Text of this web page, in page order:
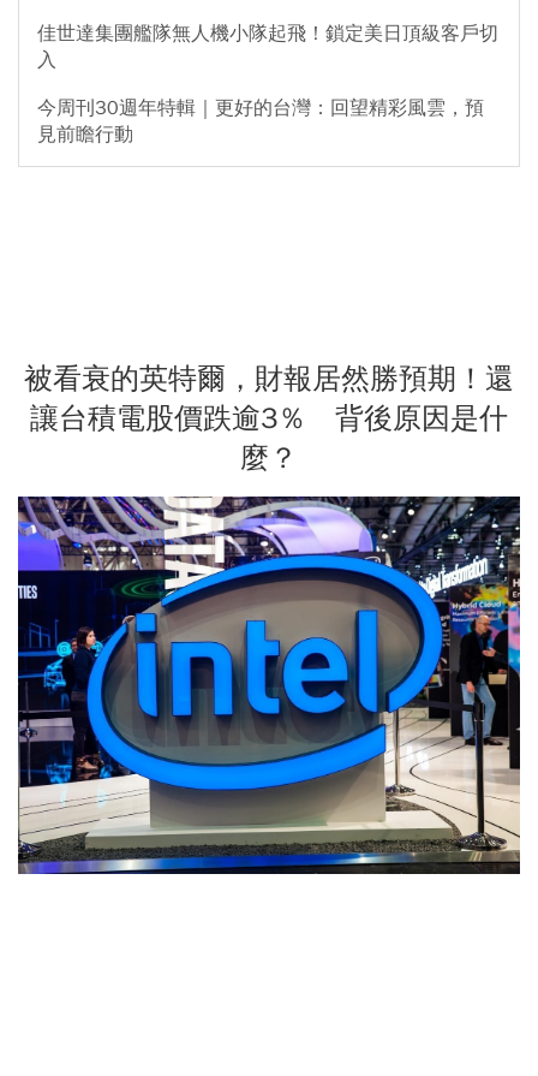
佳世達集團艦隊無人機小隊起飛！鎖定美日頂級客戶切
入
今周刊30週年特輯｜更好的台灣：回望精彩風雲，預
見前瞻行動
被看衰的英特爾，財報居然勝預期！還
讓台積電股價跌逾3％ 背後原因是什
麼？